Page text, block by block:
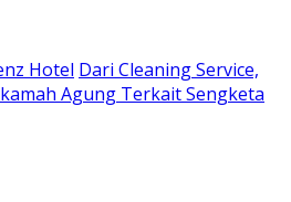
Hotel Dari Cleaning Service,
Agung Terkait Sengketa